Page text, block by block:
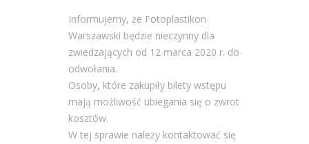
Informujemy, że Fotoplastikon
Warszawski będzie nieczynny dla
zwiedzających od 12 marca 2020 r. do
odwołania.
Osoby, które zakupiły bilety wstępu
mają możliwość ubiegania się o zwrot
kosztów.
W tej sprawie należy kontaktować się